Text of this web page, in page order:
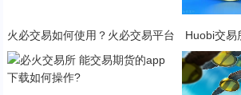
火必交易如何使用？火必交易平台
Huobi交易
bi交易